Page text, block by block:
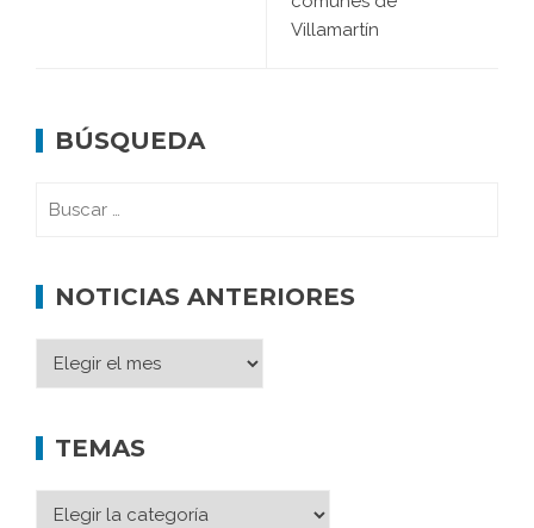
Villamartín
BÚSQUEDA
NOTICIAS ANTERIORES
TEMAS